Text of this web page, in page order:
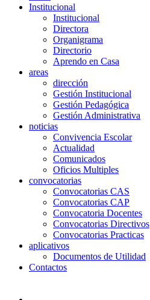
Institucional
Institucional
Directora
Organigrama
Directorio
Aprendo en Casa
areas
dirección
Gestión Institucional
Gestión Pedagógica
Gestión Administrativa
noticias
Convivencia Escolar
Actualidad
Comunicados
Oficios Multiples
convocatorias
Convocatorias CAS
Convocatorias CAP
Convocatoria Docentes
Convocatorias Directivos
Convocatorias Practicas
aplicativos
Documentos de Utilidad
Contactos